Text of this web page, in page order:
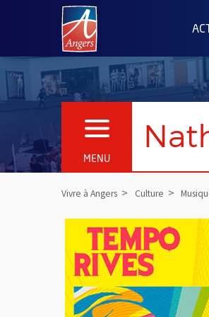
Angers.fr : Retour à
MENU
OUVRIR LE MENU
Vivre à Angers Culture